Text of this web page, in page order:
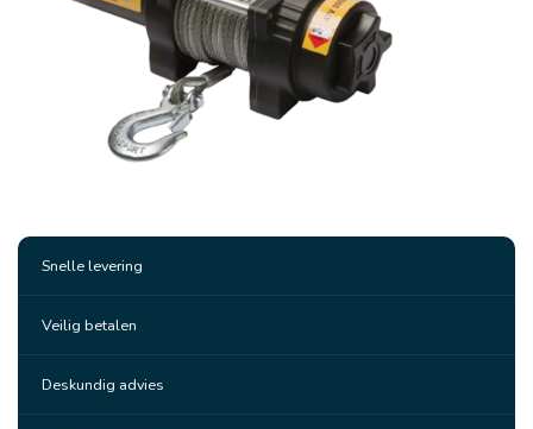
Snelle levering
Veilig betalen
Deskundig advies